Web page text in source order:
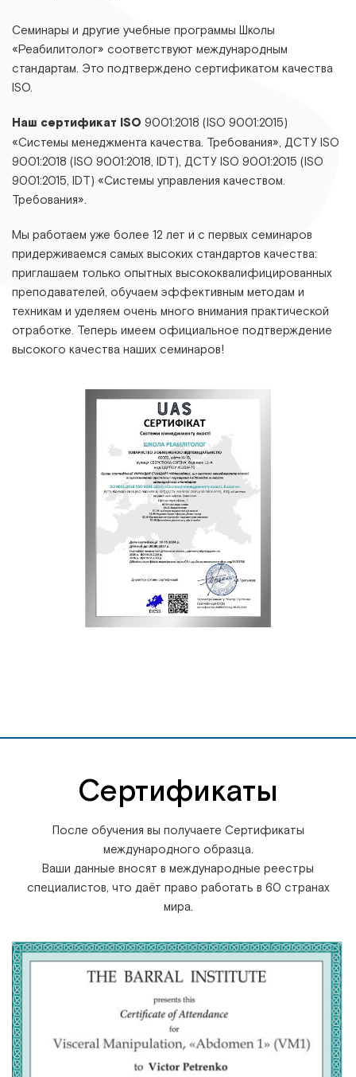
Семинары и другие учебные программы Школы
«Реабилитолог» соответствуют международным
стандартам. Это подтверждено сертификатом качества
ISO.
Наш сертификат ISO 9001:2018 (ISO 9001:2015)
«Системы менеджмента качества. Требования», ДСТУ ІЅО
9001:2018 (ІЅО 9001:2018, ІDТ), ДСТУ ІЅО 9001:2015 (ІЅО
9001:2015, ІDТ) «Системы управления качеством.
Требования».
Мы работаем уже более 12 лет и с первых семинаров
придерживаемся самых высоких стандартов качества:
приглашаем только опытных высококвалифицированных
преподавателей, обучаем эффективным методам и
техникам и уделяем очень много внимания практической
отработке. Теперь имеем официальное подтверждение
высокого качества наших семинаров!
Сертификаты
После обучения вы получаете Сертификаты
международного образца.
Ваши данные вносят в международные реестры
специалистов, что даёт право работать в 60 странах
мира.